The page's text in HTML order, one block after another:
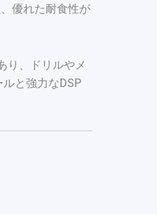
優れた耐食性が
り、ドリルやメ
と強力なDSP